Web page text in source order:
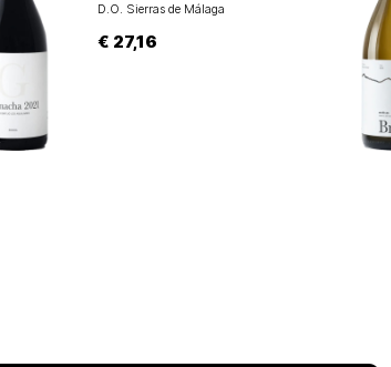
D.O. Sierras de Málaga
€ 27,16